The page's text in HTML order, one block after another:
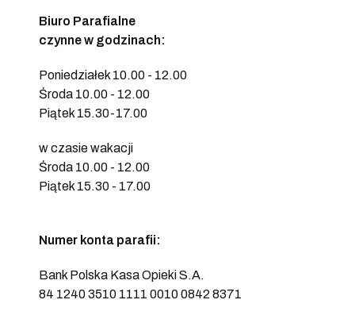
Biuro Parafialne
czynne w godzinach:
Poniedziałek 10.00 - 12.00
Środa 10.00 - 12.00
Piątek 15.30-17.00
w czasie wakacji
Środa 10.00 - 12.00
Piątek 15.30 - 17.00
Numer konta parafii:
Bank Polska Kasa Opieki S.A.
84 1240 3510 1111 0010 0842 8371